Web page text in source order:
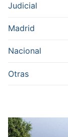
Judicial
Madrid
Nacional
Otras